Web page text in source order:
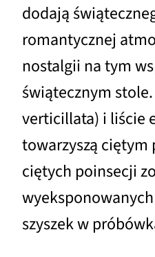
dodają
romantycznej
nostalgii na tym
świątecznym
verticillata) i liście
towarzyszą ciętym
ciętych poinsecji
szyszek w